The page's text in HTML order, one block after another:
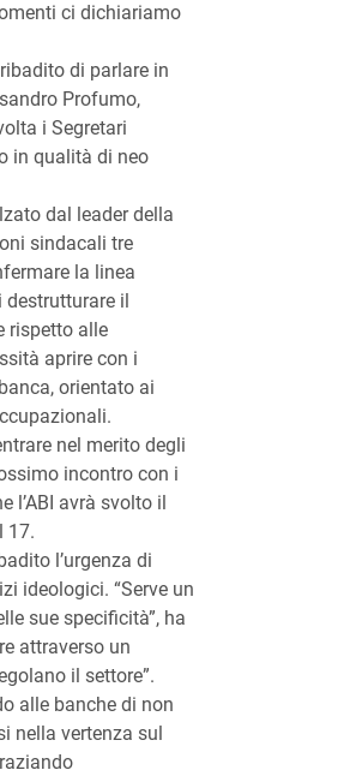
ci dichiariamo
di parlare in
Profumo,
i Segretari
in qualità di neo
dal leader della
sindacali tre
la linea
destrutturare il
rispetto alle
aprire con i
orientato ai
nel merito degli
incontro con i
l’ABI avrà svolto il
17.
l’urgenza di
ideologici. “Serve un
sue specificità”, ha
attraverso un
il settore”.
alle banche di non
nella vertenza sul